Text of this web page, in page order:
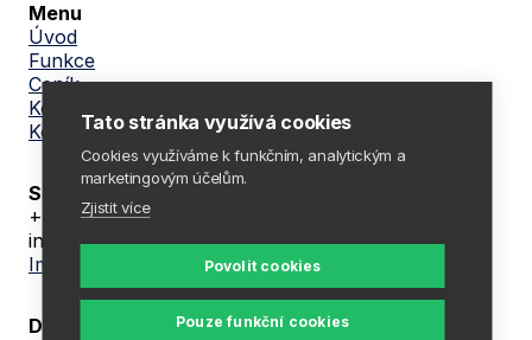
Menu
Úvod
Funkce
Ceník
Kontakt
Konzultace ZDARMA
Spojme se
+420 605 104 094
info@whispero.cz
Impressum
Důležité informace
Tato stránka využívá cookies
Cookies využíváme k funkčním, analytickým a
marketingovým účelům.
Zjistit více
Povolit cookies
Pouze funkční cookies